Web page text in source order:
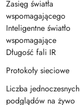
Zasięg światła
wspomagającego
Inteligentne światło
wspomagające
Długość fali IR
Protokoły sieciowe
Liczba jednoczesnych
podglądów na żywo